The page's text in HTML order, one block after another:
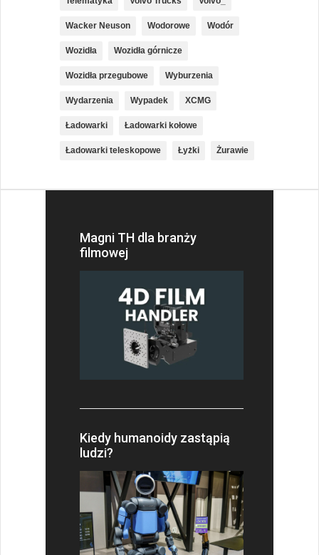
Wacker Neuson Wodorowe Wodór
Wozidła Wozidła górnicze
Wozidła przegubowe Wyburzenia
Wydarzenia Wypadek XCMG
Ładowarki Ładowarki kołowe
Ładowarki teleskopowe Łyżki Żurawie
Magni TH dla branży
filmowej
Kiedy humanoidy zastąpią
ludzi?